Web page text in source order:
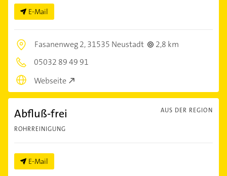
E-Mail
Fasanenweg 2,31535 Neustadt
2,8 km
05032 89 49 91
Webseite
AUS DER REGION
Abfluß-frei
ROHRREINIGUNG
E-Mail